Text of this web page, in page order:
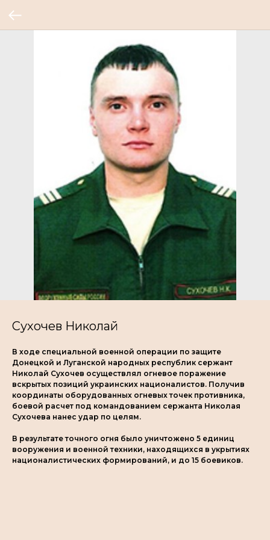
Сухочев Николай
В ходе специальной военной операции по защите
Донецкой и Луганской народных республик сержант
Николай Сухочев осуществлял огневое поражение
вскрытых позиций украинских националистов. Получив
координаты оборудованных огневых точек противника,
боевой расчет под командованием сержанта Николая
Сухочева нанес удар по целям.
В результате точного огня было уничтожено 5 единиц
вооружения и военной техники, находящихся в укрытиях
националистических формирований, и до 15 боевиков.